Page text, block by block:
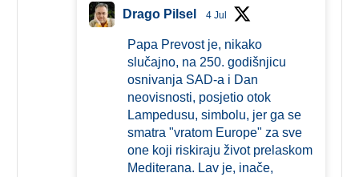
Drago Pilsel 4 Jul
Papa Prevost je, nikako
slučajno, na 250. godišnjicu
osnivanja SAD-a i Dan
neovisnosti, posjetio otok
Lampedusu, simbolu, jer ga se
smatra "vratom Europe" za sve
one koji riskiraju život prelaskom
Mediterana. Lav je, inače,